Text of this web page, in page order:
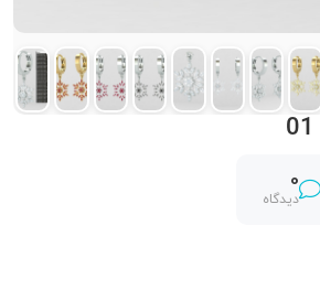
0
دیدگاه